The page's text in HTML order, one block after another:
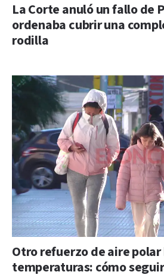
La Corte anuló un fallo de
ordenaba cubrir una
rodilla
Otro refuerzo de aire
temperaturas: cómo